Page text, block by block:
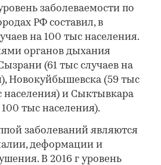
заболеваемости по
РФ составил, в
на 100 тыс населения.
органов дыхания
(61 тыс случаев на
Новокуйбышевска (59 тыс
населения) и Сыктывкара
тыс населения).
заболеваний являются
деформации и
В 2016 г уровень